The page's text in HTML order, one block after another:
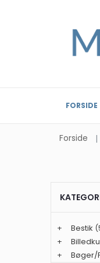
FORSIDE
Forside
+ Bestik
+
+
Bøger/